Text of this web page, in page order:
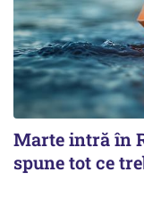
Marte intră în
spune tot ce